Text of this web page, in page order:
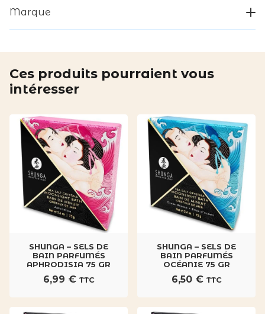
LAVANDE
DE
ROSE
Marque
Ces produits pourraient vous
intéresser
SHUNGA – SELS DE
BAIN PARFUMÉS
APHRODISIA 75 GR
6,99 € TTC
SHUNGA – SELS DE
BAIN PARFUMÉS
OCÉANIE 75 GR
6,50 € TTC